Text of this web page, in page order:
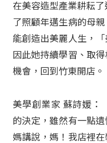
在美容造型產業耕耘
了照顧年邁生病的母
能創造出美麗人生，
因此她持續學習、取
機會，回到竹東開店。
美學創業家 蘇詩媛：
的決定，雖然有一點
媽講說，媽！我店裡